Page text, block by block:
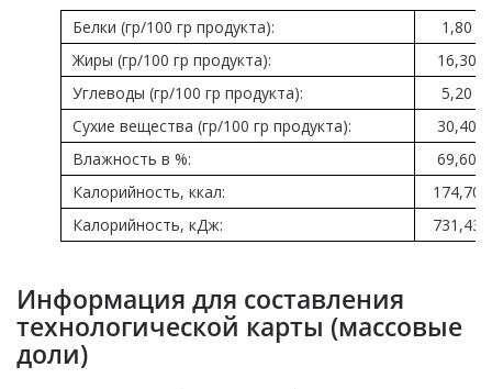
Белки (гр/100 гр продукта):
1,80
Жиры (гр/100 гр продукта):
16,30
Углеводы (гр/100 гр продукта):
5,20
Сухие вещества (гр/100 гр продукта):
30,40
Влажность в %:
69,60
Калорийность, ккал:
174,70
Калорийность, кДж:
731,43
Информация для составления
технологической карты (массовые
доли)